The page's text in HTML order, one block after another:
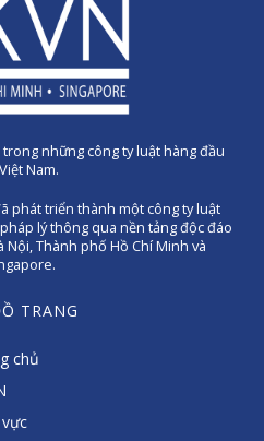
những công ty luật hàng đầu
Nam.
phát triển thành một công ty luật
lý thông qua nền tảng độc đáo
Thành phố Hồ Chí Minh và
TRANG
chủ